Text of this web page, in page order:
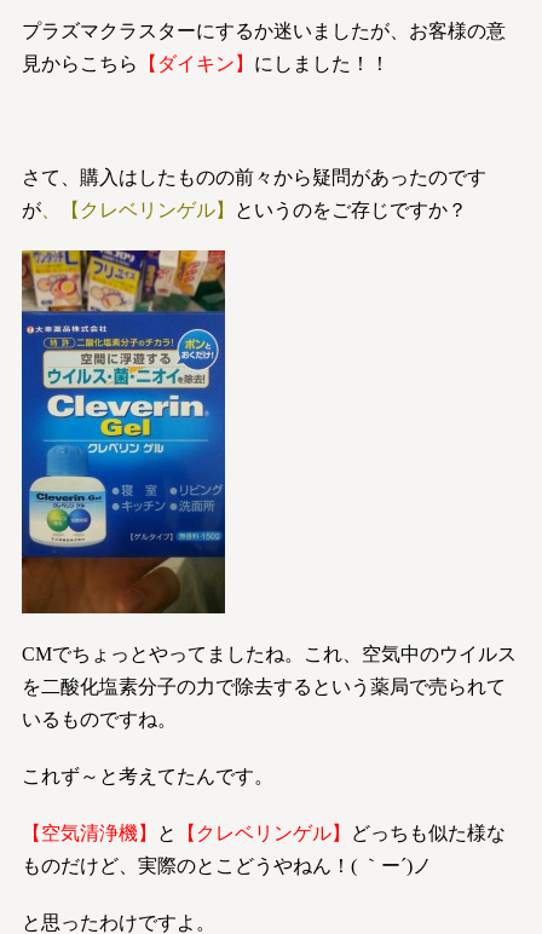
プラズマクラスターにするか迷いましたが、お客様の意
見からこちら
【ダイキン】 にしました！！
さて、購入はしたものの前々から疑問があったのです
が、【クレベリンゲル】 というのをご存じですか？
CMでちょっとやってましたね。これ、空気中のウイルス
を二酸化塩素分子の力で除去するという薬局で売られて
いるものですね。
これず～と考えてたんです。
【空気清浄機】 と 【クレベリンゲル】
どっちも似た様な
ものだけど、実際のとこどうやねん！( ｀ー´)ノ
と思ったわけですよ。